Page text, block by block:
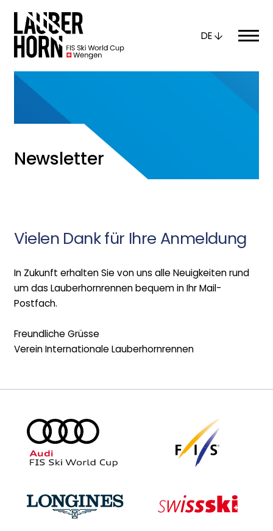
DE
Newsletter
Vielen Dank für Ihre Anmeldung
In Zukunft erhalten Sie von uns alle Neuigkeiten rund
um das Lauberhornrennen bequem in Ihr Mail-
Postfach.
Freundliche Grüsse
Verein Internationale Lauberhornrennen